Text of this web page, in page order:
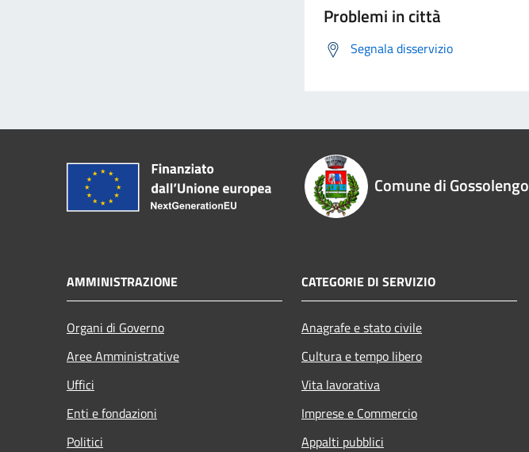
Problemi in città
Segnala disservizio
Comune di Gossolengo
AMMINISTRAZIONE
Organi di Governo
Aree Amministrative
Uffici
Enti e fondazioni
Politici
CATEGORIE DI SERVIZIO
Anagrafe e stato civile
Cultura e tempo libero
Vita lavorativa
Imprese e Commercio
Appalti pubblici